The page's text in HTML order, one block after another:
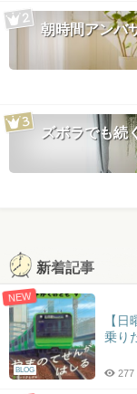
朝時間アンバ
ズボラでも続
新着記事
NEW
BLOG
【
乗り
277